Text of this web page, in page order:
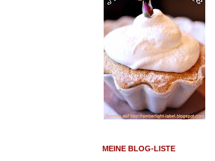
MEINE BLOG-LISTE